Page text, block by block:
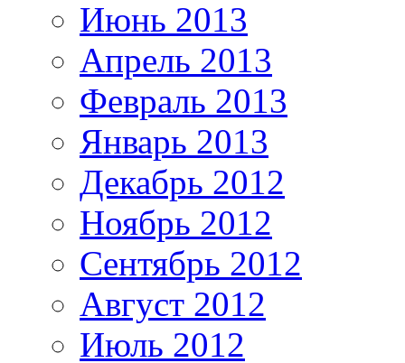
Июнь 2013
Апрель 2013
Февраль 2013
Январь 2013
Декабрь 2012
Ноябрь 2012
Сентябрь 2012
Август 2012
Июль 2012